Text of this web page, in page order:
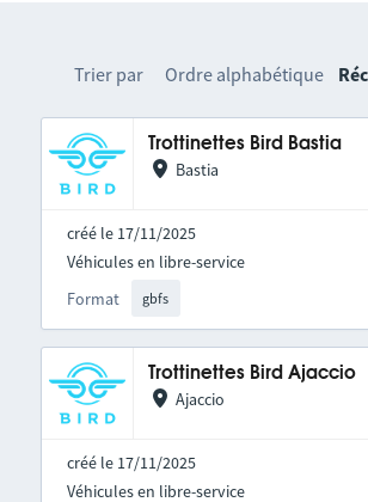
Trier par Ordre alphabétique
Trottinettes Bird Bastia
Bastia
créé le 17/11/2025
Format gbfs
Véhicules en libre-service
Trottinettes Bird Ajaccio
Ajaccio
créé le 17/11/2025
Véhicules en libre-service